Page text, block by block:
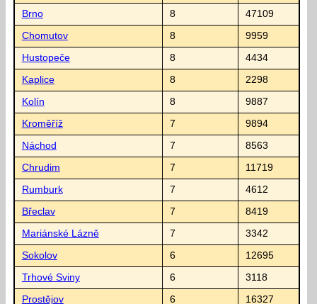
Brno 8 47109
Chomutov 8 9959
Hustopeče 8 4434
Kaplice 8 2298
Kolín 8 9887
Kroměříž 7 9894
Náchod 7 8563
Chrudim 7 11719
Rumburk 7 4612
Břeclav 7 8419
Mariánské Lázně 7 3342
Sokolov 6 12695
Trhové Sviny 6 3118
Prostějov 6 16327